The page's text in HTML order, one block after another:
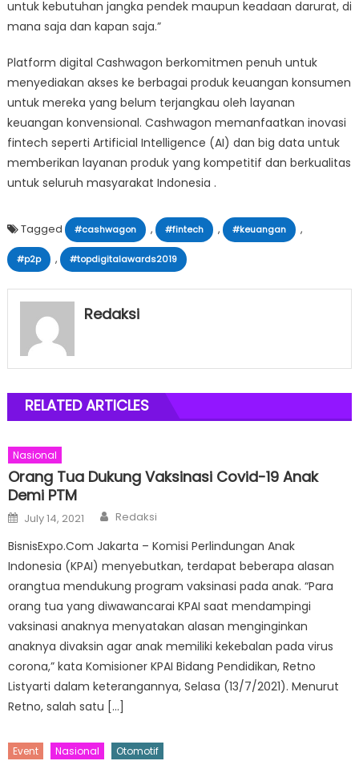
untuk kebutuhan jangka pendek maupun keadaan darurat, di
mana saja dan kapan saja.”
Platform digital Cashwagon berkomitmen penuh untuk
menyediakan akses ke berbagai produk keuangan konsumen
untuk mereka yang belum terjangkau oleh layanan
keuangan konvensional. Cashwagon memanfaatkan inovasi
fintech seperti Artificial Intelligence (AI) dan big data untuk
memberikan layanan produk yang kompetitif dan berkualitas
untuk seluruh masyarakat Indonesia .
Tagged #cashwagon , #fintech , #keuangan ,
#p2p , #topdigitalawards2019
Redaksi
RELATED ARTICLES
Nasional
Orang Tua Dukung Vaksinasi Covid-19 Anak
Demi PTM
Posted
on
July 14, 2021 Author
Redaksi
BisnisExpo.Com Jakarta – Komisi Perlindungan Anak
Indonesia (KPAI) menyebutkan, terdapat beberapa alasan
orangtua mendukung program vaksinasi pada anak. “Para
orang tua yang diwawancarai KPAI saat mendampingi
vaksinasi anaknya menyatakan alasan menginginkan
anaknya divaksin agar anak memiliki kekebalan pada virus
corona,” kata Komisioner KPAI Bidang Pendidikan, Retno
Listyarti dalam keterangannya, Selasa (13/7/2021). Menurut
Retno, salah satu […]
Event Nasional Otomotif